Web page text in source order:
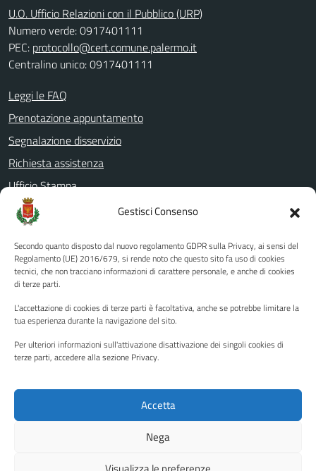
Gestisci Consenso
Secondo quanto disposto dal nuovo regolamento GDPR sulla Privacy, ai sensi del
Regolamento (UE) 2016/679, si rende noto che questo sito fa uso di cookies
tecnici, che non tracciano informazioni di carattere personale, e anche di cookies
di terze parti.
L'accettazione di cookies di terze parti è facoltativa, anche se potrebbe limitare la
tua esperienza durante la navigazione del sito.
Per ulteriori informazioni sull'attivazione disattivazione dei singoli cookies di
terze parti, accedere alla sezione Privacy.
Accetta
Nega
U.O. Ufficio Relazioni con il Pubblico (URP)
Numero verde: 0917401111
PEC: protocollo@cert.comune.palermo.it
Centralino unico: 0917401111
Leggi le FAQ
Prenotazione appuntamento
Segnalazione disservizio
Richiesta assistenza
Ufficio Stampa
Amministrazione Trasparente
Albo pretorio
Informativa privacy
Note legali
Piano di miglioramento del sito
Instagram